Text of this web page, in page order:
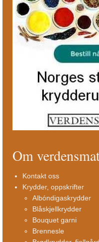
Om
Kontakt oss
Krydder, oppskrifter
Albóndigaskrydder
Blåskjellkrydder
Bouquet garni
Brennesle